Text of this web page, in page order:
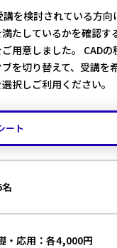
講を検討されている方向
たしているかを確認す
用意しました。 CAD
を切り替えて、受講を
択しご利用ください。
ート
・応用：各4,000円